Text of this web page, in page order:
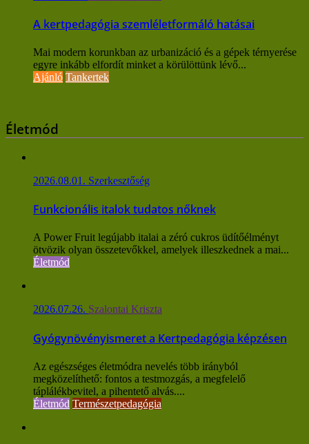
A kertpedagógia szemléletformáló hatásai
Mai modern korunkban az urbanizáció és a gépek térnyerése
egyre inkább elfordít minket a körülöttünk lévő...
Ajánló Tankertek
Életmód
2026.08.01. Szerkesztőség
Funkcionális italok tudatos nőknek
A Power Fruit legújabb italai a zéró cukros üdítőélményt
ötvözik olyan összetevőkkel, amelyek illeszkednek a mai...
Életmód
2026.07.26. Szalontai Kriszta
Gyógynövényismeret a Kertpedagógia képzésen
Az egészséges életmódra nevelés több irányból
megközelíthető: fontos a testmozgás, a megfelelő
táplálékbevitel, a pihentető alvás....
Életmód Természetpedagógia